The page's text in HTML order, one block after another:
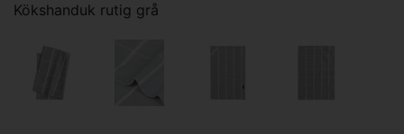
Kökshanduk rutig grå